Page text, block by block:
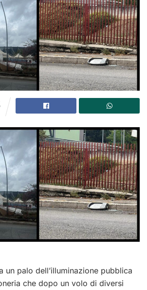
un palo dell’illuminazione pubblica
che dopo un volo di diversi